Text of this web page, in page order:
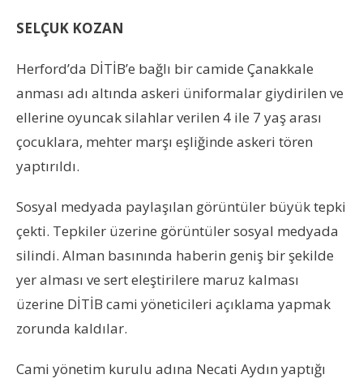
SELÇUK KOZAN
Herford’da DİTİB’e bağlı bir camide Çanakkale
anması adı altında askeri üniformalar giydirilen ve
ellerine oyuncak silahlar verilen 4 ile 7 yaş arası
çocuklara, mehter marşı eşliğinde askeri tören
yaptırıldı.
Sosyal medyada paylaşılan görüntüler büyük tepki
çekti. Tepkiler üzerine görüntüler sosyal medyada
silindi. Alman basınında haberin geniş bir şekilde
yer alması ve sert eleştirilere maruz kalması
üzerine DİTİB cami yöneticileri açıklama yapmak
zorunda kaldılar.
Cami yönetim kurulu adına Necati Aydın yaptığı